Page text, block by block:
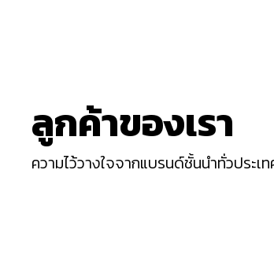
ลูกค้าของเรา
ความไว้วางใจจากแบรนด์ชั้นนำทั่วประเ